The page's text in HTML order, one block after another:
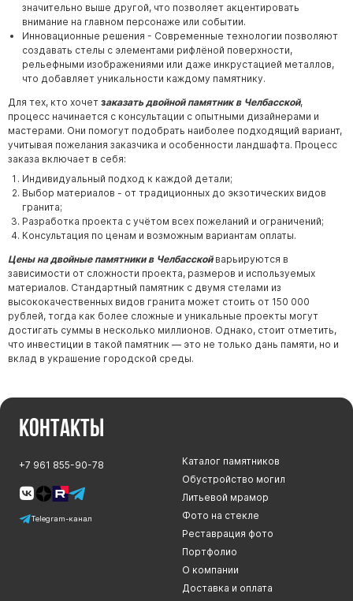
значительно выше другой, что позволяет акцентировать
внимание на главном персонаже или событии.
Инновационные решения - Современные технологии позволяют
создавать стелы с элементами рифлёной поверхности,
рельефными изображениями или даже инкрустацией металлов,
что добавляет уникальности каждому памятнику.
Для тех, кто хочет заказать двойной памятник в Челбасской,
процесс начинается с консультации с опытными дизайнерами и
мастерами. Они помогут подобрать наиболее подходящий вариант,
учитывая пожелания заказчика и особенности ландшафта. Процесс
заказа включает в себя:
Индивидуальный подход к каждой детали;
Выбор материалов - от традиционных до экзотических видов
гранита;
Разработка проекта с учётом всех пожеланий и ограничений;
Консультация по ценам и возможным вариантам оплаты.
Цены на двойные памятники в Челбасскойварьируются в
зависимости от сложности проекта, размеров и используемых
материалов. Стандартный памятник с двумя стелами из
высококачественных видов гранита может стоить от 150 000
рублей, тогда как более сложные и уникальные проекты могут
достигать суммы в несколько миллионов. Однако, стоит отметить,
что инвестиции в такой памятник — это не только дань памяти, но и
вклад в украшение городской среды.
Контакты
+7 961 855-90-78
Telegram-канал
Каталог памятников
Обустройство могил
Литьевой мрамор
Фото на стекле
Реставрация фото
Портфолио
О компании
Доставка и оплата